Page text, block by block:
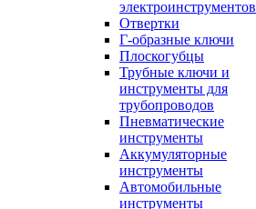
электроинструментов
Отвертки
Г-образные ключи
Плоскогубцы
Трубные ключи и
инструменты для
трубопроводов
Пневматические
инструменты
Аккумуляторные
инструменты
Автомобильные
инструменты